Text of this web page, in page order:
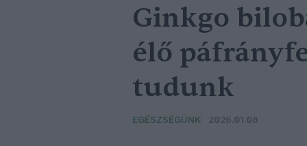
Ginkgo
élő
tudunk
EGÉSZSÉGÜNK 2026.01.08